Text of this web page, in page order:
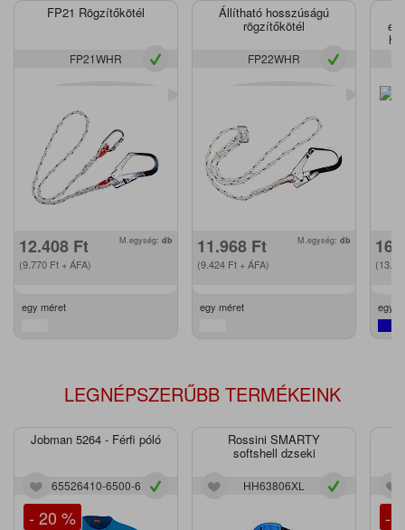
FP21 Rögzítőkötél
FP21WHR
12.408 Ft
(9.770 Ft + ÁFA)
M.egység: db
egy méret
Állítható hosszúságú
rögzítőkötél
FP22WHR
11.968 Ft
(9.424 Ft + ÁFA)
M.egység: db
egy méret egy
LEGNÉPSZERŰBB TERMÉKEINK
Jobman 5264 - Férfi póló
65526410-6500-6
- 20 %
Rossini SMARTY
softshell dzseki
HH63806XL
-